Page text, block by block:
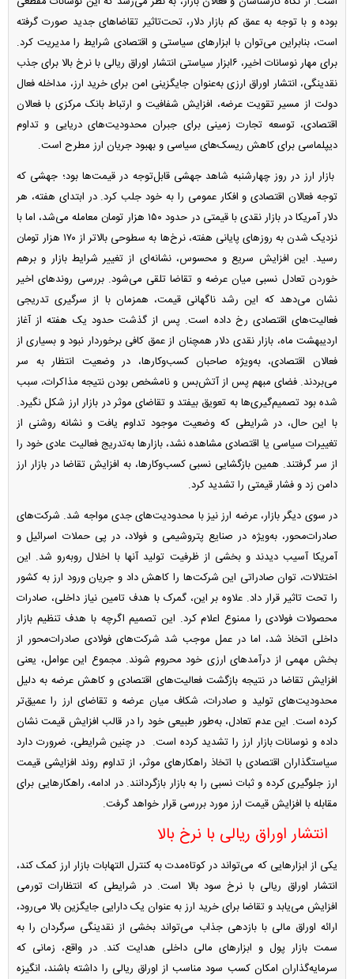
بوده و با توجه به عمق کم بازار دلار، تحت‌تاثیر تقاضاهای جدید صورت گرفته
است، بنابراین می‌توان با ابزارهای سیاستی و اقتصادی شرایط را مدیریت کرد.
برای مهار نوسانات اخیر، ۶ابزار سیاستی انتشار اوراق ریالی با نرخ بالا برای جذب
نقدینگی، انتشار اوراق ارزی به‌عنوان جایگزینی امن برای خرید ارز، مداخله فعال
دولت از مسیر تقویت عرضه، افزایش شفافیت و ارتباط بانک مرکزی با فعالان
اقتصادی، توسعه تجارت زمینی برای جبران محدودیت‌های دریایی و تداوم
دیپلماسی برای کاهش ریسک‌های سیاسی و بهبود جریان ارز مطرح است.
بازار ارز در روز چهارشنبه شاهد جهشی قابل‌توجه در قیمت‌ها بود؛ جهشی که
توجه فعالان اقتصادی و افکار عمومی را به خود جلب کرد. در ابتدای هفته، هر
دلار آمریکا در بازار نقدی با قیمتی در حدود ۱۵۰ هزار تومان معامله می‌شد، اما با
نزدیک شدن به روزهای پایانی هفته، نرخ‌ها به سطوحی بالاتر از ۱۷۰ هزار تومان
رسید. این افزایش سریع و محسوس، نشانه‌ای از تغییر شرایط بازار و برهم
خوردن تعادل نسبی میان عرضه و تقاضا تلقی می‌شود. بررسی روندهای اخیر
نشان می‌دهد که این رشد ناگهانی قیمت، همزمان با از سرگیری تدریجی
فعالیت‌های اقتصادی رخ داده است. پس از گذشت حدود یک هفته از آغاز
اردیبهشت ماه، بازار نقدی دلار همچنان از عمق کافی برخوردار نبود و بسیاری از
فعالان اقتصادی، به‌ویژه صاحبان کسب‌وکارها، در وضعیت انتظار به سر
می‌بردند. فضای مبهم پس از آتش‌بس و نامشخص بودن نتیجه مذاکرات، سبب
شده بود تصمیم‌گیری‌ها به تعویق بیفتد و تقاضای موثر در بازار ارز شکل نگیرد.
با این حال، در شرایطی که وضعیت موجود تداوم یافت و نشانه روشنی از
تغییرات سیاسی یا اقتصادی مشاهده نشد، بازارها به‌تدریج فعالیت عادی خود را
از سر گرفتند. همین بازگشایی نسبی کسب‌وکارها، به افزایش تقاضا در بازار ارز
دامن زد و فشار قیمتی را تشدید کرد.
در سوی دیگر بازار، عرضه ارز نیز با محدودیت‌های جدی مواجه شد. شرکت‌های
صادرات‌محور، به‌ویژه در صنایع پتروشیمی و فولاد، در پی حملات اسرائیل و
آمریکا آسیب دیدند و بخشی از ظرفیت تولید آنها با اخلال روبه‌رو شد. این
اختلالات، توان صادراتی این شرکت‌ها را کاهش داد و جریان ورود ارز به کشور
را تحت تاثیر قرار داد. علاوه بر این، گمرک با هدف تامین نیاز داخلی، صادرات
محصولات فولادی را ممنوع اعلام کرد. این تصمیم اگرچه با هدف تنظیم بازار
داخلی اتخاذ شد، اما در عمل موجب شد شرکت‌های فولادی صادرات‌محور از
بخش مهمی از درآمدهای ارزی خود محروم شوند. مجموع این عوامل، یعنی
افزایش تقاضا در نتیجه بازگشت فعالیت‌های اقتصادی و کاهش عرضه به دلیل
محدودیت‌های تولید و صادرات، شکاف میان عرضه و تقاضای ارز را عمیق‌تر
کرده است. این عدم تعادل، به‌طور طبیعی خود را در قالب افزایش قیمت نشان
داده و نوسانات بازار ارز را تشدید کرده است. در چنین شرایطی، ضرورت دارد
سیاستگذاران اقتصادی با اتخاذ راهکارهای موثر، از تداوم روند افزایشی قیمت
ارز جلوگیری کرده و ثبات نسبی را به بازار بازگردانند. در ادامه، راهکارهایی برای
مقابله با افزایش قیمت ارز مورد بررسی قرار خواهد گرفت.
انتشار اوراق ریالی با نرخ بالا
یکی از ابزارهایی که می‌تواند در کوتاه‌مدت به کنترل التهابات بازار ارز کمک کند،
انتشار اوراق ریالی با نرخ سود بالا است. در شرایطی که انتظارات تورمی
افزایش می‌یابد و تقاضا برای خرید ارز به عنوان یک دارایی جایگزین بالا می‌رود،
ارائه اوراق مالی با بازدهی جذاب می‌تواند بخشی از نقدینگی سرگردان را به
سمت بازار پول و ابزارهای مالی داخلی هدایت کند. در واقع، زمانی که
سرمایه‌گذاران امکان کسب سود مناسب از اوراق ریالی را داشته باشند، انگیزه